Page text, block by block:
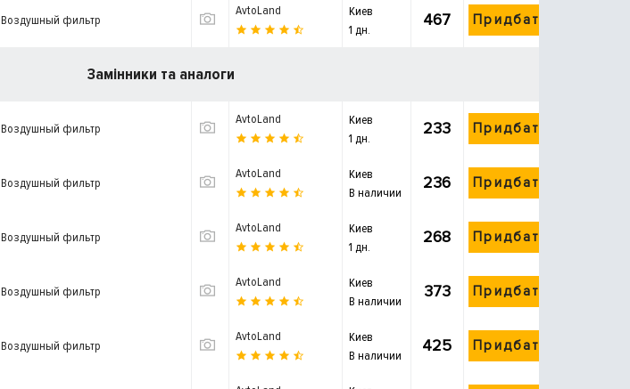
Воздушный фильтр
AvtoLand
Киев
1 дн.
467 Придбати
Замінники та аналоги
Воздушный фильтр
AvtoLand
Киев
1 дн.
233 Придбати
Воздушный фильтр
AvtoLand
Киев
В наличии
236 Придбати
Воздушный фильтр
AvtoLand
Киев
1 дн.
268 Придбати
Воздушный фильтр
AvtoLand
Киев
В наличии
373 Придбати
Воздушный фильтр
AvtoLand
Киев
В наличии
425 Придбати